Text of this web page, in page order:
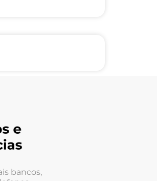
bancos,